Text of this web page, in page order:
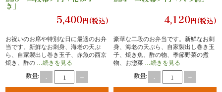
折
詰
弁
き」
5,400円(税込)
お祝いのお席や特別な日に最適のお弁
当です。新鮮なお刺身、海老の天ぷ
ら、自家製出し巻き玉子、赤魚の西京
焼き、酢の
…続きを見る
数量: - +
4,120円(税込)
豪華な二段のお弁当です。新鮮なお刺
身、海老の天ぷら、自家製出し巻き玉
子、焼き魚、酢の物、季節野菜の煮
物、お惣菜
…続きを見る
数量: - +